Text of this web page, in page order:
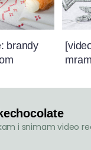
brandy
i snimam video